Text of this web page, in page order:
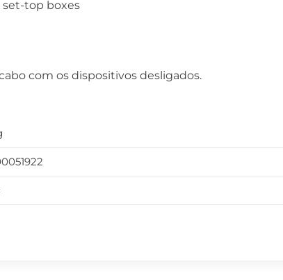
set-top boxes
com os dispositivos desligados.